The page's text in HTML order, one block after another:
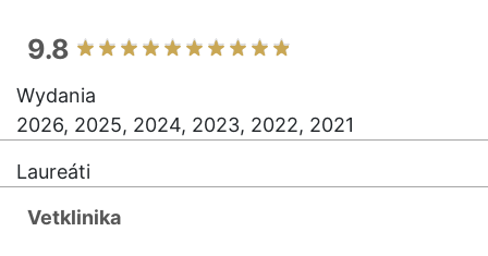
9.8
Wydania
2026, 2025, 2024, 2023, 2022, 2021
Laureáti
Vetklinika